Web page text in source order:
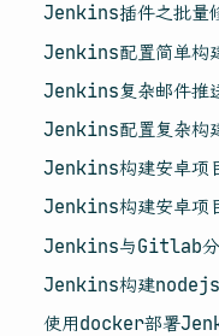
Jenkins插件之批量
Jenkins配置简单构
Jenkins复杂邮件推
Jenkins配置复杂构
Jenkins构建安卓项
Jenkins构建安卓项
Jenkins与Gitlab分
Jenkins构建nodejs
使用docker部署